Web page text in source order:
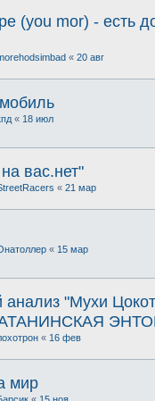
(you mor) - есть
« 20 авг
« 18 июл
вас.нет"
« 21 мар
« 15 мар
"Мухи
« 16 фев
мир